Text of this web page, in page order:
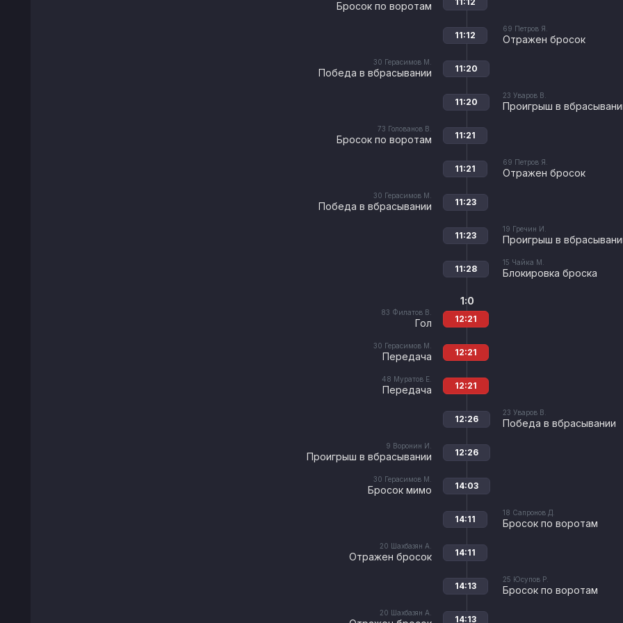
Бросок по воротам
69 Петров Я.
Отражен бросок
11:12
30 Герасимов М.
Победа в вбрасывании 11:20
23 Уваров В.
Проигрыш в
11:20
73 Голованов В.
Бросок по воротам 11:21
69 Петров Я.
Отражен бросок
11:21
30 Герасимов М.
Победа в вбрасывании 11:23
19 Гречин И.
Проигрыш в
11:23
15 Чайка М.
Блокировка броска
11:28
83 Филатов В.
Гол
1:0
12:21
30 Герасимов М.
Передача 12:21
48 Муратов Е.
Передача 12:21
23 Уваров В.
Победа в вбрасывании
12:26
9 Воронин И.
Проигрыш в вбрасывании 12:26
30 Герасимов М.
Бросок мимо 14:03
18 Сапронов Д.
Бросок по воротам
14:11
20 Шахбазян А.
Отражен бросок 14:11
25 Юсупов Р.
Бросок по воротам
14:13
20 Шахбазян А.
14:13